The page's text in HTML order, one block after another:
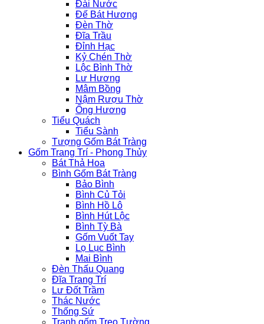
Đài Nước
Đế Bát Hương
Đèn Thờ
Đĩa Trầu
Đỉnh Hạc
Kỷ Chén Thờ
Lộc Bình Thờ
Lư Hương
Mâm Bồng
Nậm Rượu Thờ
Ống Hương
Tiểu Quách
Tiểu Sành
Tượng Gốm Bát Tràng
Gốm Trang Trí - Phong Thủy
Bát Thả Hoa
Bình Gốm Bát Tràng
Bảo Bình
Bình Củ Tỏi
Bình Hồ Lô
Bình Hút Lộc
Bình Tỳ Bà
Gốm Vuốt Tay
Lọ Lục Bình
Mai Bình
Đèn Thấu Quang
Đĩa Trang Trí
Lư Đốt Trầm
Thác Nước
Thống Sứ
Tranh gốm Treo Tường